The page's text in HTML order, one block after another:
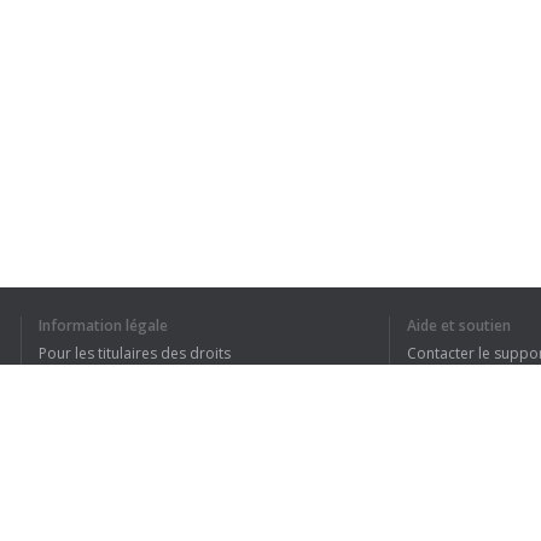
Information légale
Pour les titulaires des droits
Aide et soutien
Contacter le